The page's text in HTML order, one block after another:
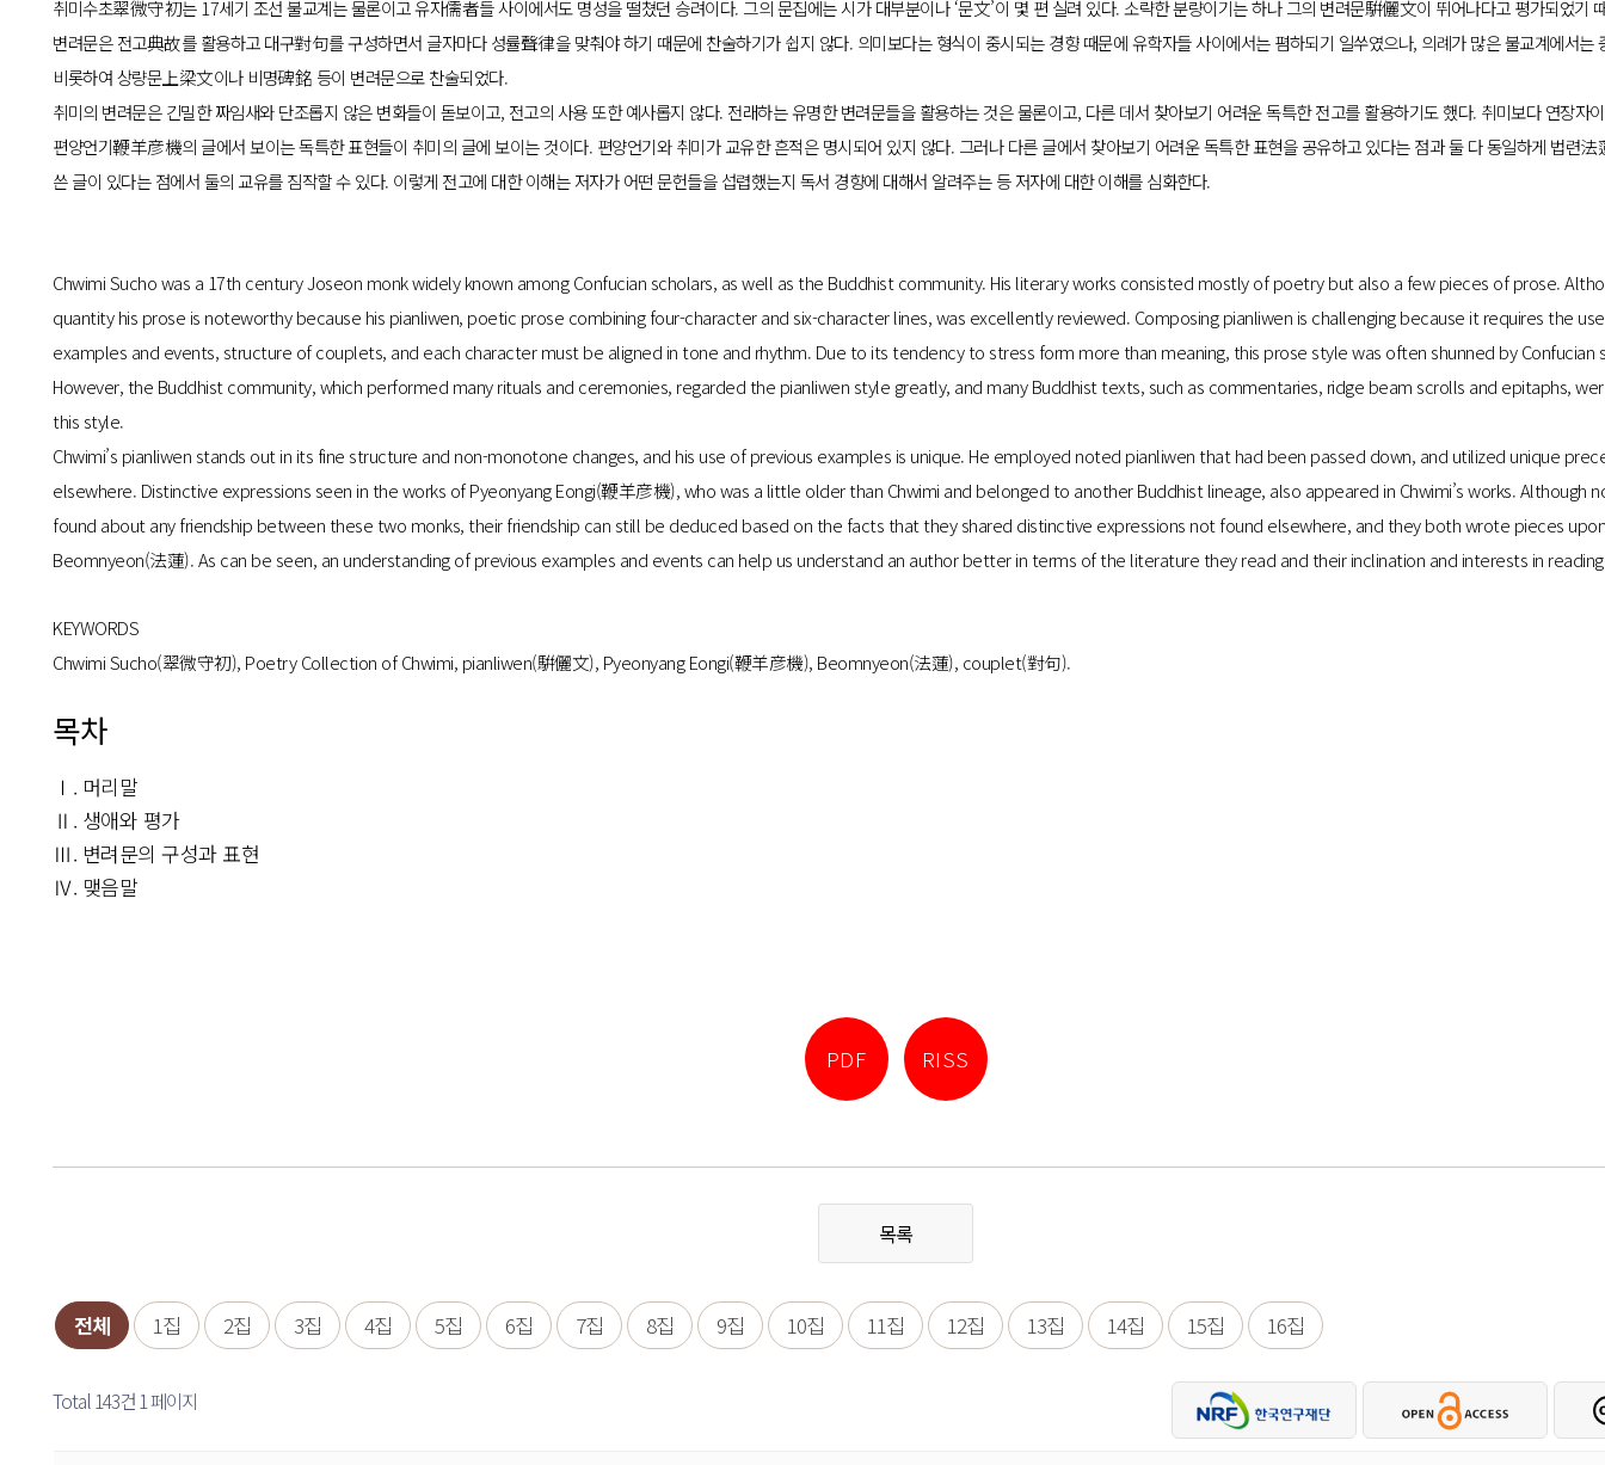
취미수초翠微守初는 17세기 조선 불교계는 물론이고 유자儒者들 사이에서도 명성을 떨쳤던 승려이다. 그의 문집에는 시가 대부분이나 ‘문文’이 몇 편 실려 있다. 소략한 분량이기는 하나 그의 변려문騈儷文이 뛰어나다고 평가되었기
변려문은 전고典故를 활용하고 대구對句를 구성하면서 글자마다 성률聲律을 맞춰야 하기 때문에 찬술하기가 쉽지 않다. 의미보다는 형식이 중시되는 경향 때문에 유학자들 사이에서는 폄하되기 일쑤였으나, 의례가 많은 불교계에서는
비롯하여 상량문上梁文이나 비명碑銘 등이 변려문으로 찬술되었다.
취미의 변려문은 긴밀한 짜임새와 단조롭지 않은 변화들이 돋보이고, 전고의 사용 또한 예사롭지 않다. 전래하는 유명한 변려문들을 활용하는 것은 물론이고, 다른 데서 찾아보기 어려운 독특한 전고를 활용하기도 했다. 취미보다 연장자
편양언기鞭羊彦機의 글에서 보이는 독특한 표현들이 취미의 글에 보이는 것이다. 편양언기와 취미가 교유한 흔적은 명시되어 있지 않다. 그러나 다른 글에서 찾아보기 어려운 독특한 표현을 공유하고 있다는 점과 둘 다 동일하게 법련
쓴 글이 있다는 점에서 둘의 교유를 짐작할 수 있다. 이렇게 전고에 대한 이해는 저자가 어떤 문헌들을 섭렵했는지 독서 경향에 대해서 알려주는 등 저자에 대한 이해를 심화한다.
Chwimi Sucho was a 17th century Joseon monk widely known among Confucian scholars, as well as the Buddhist community. His literary works consisted mostly of poetry but also a few pieces of prose.
quantity his prose is noteworthy because his pianliwen, poetic prose combining four-character and six-character lines, was excellently reviewed. Composing pianliwen is challenging because it requires the
examples and events, structure of couplets, and each character must be aligned in tone and rhythm. Due to its tendency to stress form more than meaning, this prose style was often shunned by Confucian
However, the Buddhist community, which performed many rituals and ceremonies, regarded the pianliwen style greatly, and many Buddhist texts, such as commentaries, ridge beam scrolls and epitaphs,
this style.
Chwimi’s pianliwen stands out in its fine structure and non-monotone changes, and his use of previous examples is unique. He employed noted pianliwen that had been passed down, and utilized unique
elsewhere. Distinctive expressions seen in the works of Pyeonyang Eongi(鞭羊彦機), who was a little older than Chwimi and belonged to another Buddhist lineage, also appeared in Chwimi’s works. Although
found about any friendship between these two monks, their friendship can still be deduced based on the facts that they shared distinctive expressions not found elsewhere, and they both wrote pieces
Beomnyeon(法蓮). As can be seen, an understanding of previous examples and events can help us understand an author better in terms of the literature they read and their inclination and interests in
KEYWORDS
Chwimi Sucho(翠微守初), Poetry Collection of Chwimi, pianliwen(騈儷文), Pyeonyang Eongi(鞭羊彦機), Beomnyeon(法蓮), couplet(對句).
목차
Ⅰ. 머리말
Ⅱ. 생애와 평가
Ⅲ. 변려문의 구성과 표현
Ⅳ. 맺음말
PDF RISS
목록
전체 1집 2집 3집 4집 5집 6집 7집 8집 9집 10집 11집 12집 13집 14집 15집 16집
Total 143건1 페이지